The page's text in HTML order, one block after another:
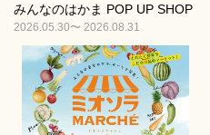
みんなのはかま POP UP SHOP
2026.05.30〜 2026.08.31